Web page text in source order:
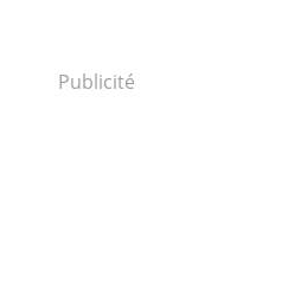
Publicité